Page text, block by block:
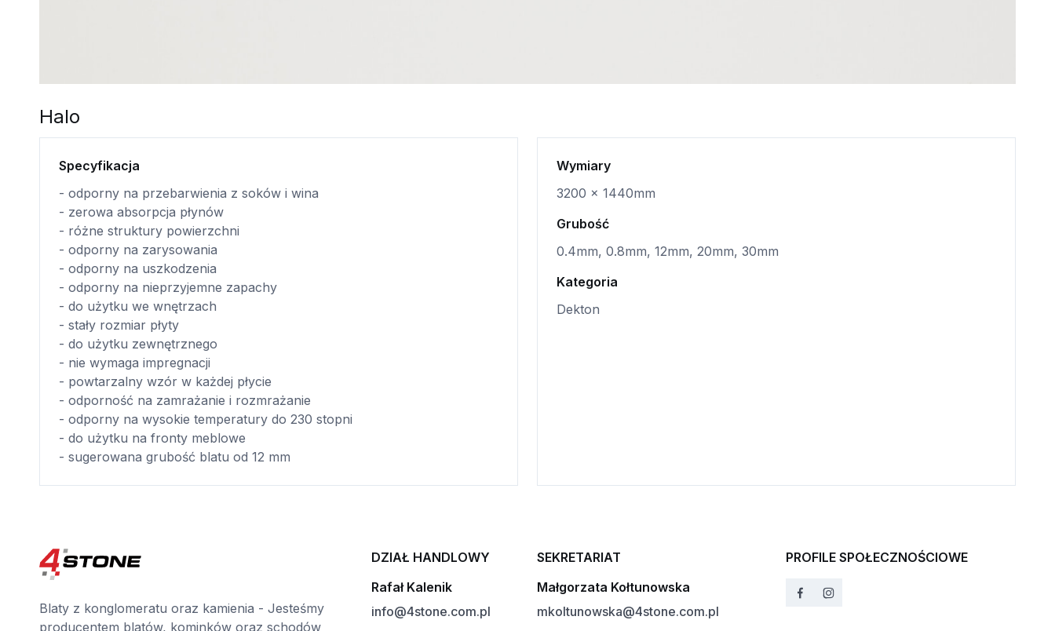
Halo
Specyfikacja
- odporny na przebarwienia z soków i wina
- zerowa absorpcja płynów
- różne struktury powierzchni
- odporny na zarysowania
- odporny na uszkodzenia
- odporny na nieprzyjemne zapachy
- do użytku we wnętrzach
- stały rozmiar płyty
- do użytku zewnętrznego
- nie wymaga impregnacji
- powtarzalny wzór w każdej płycie
- odporność na zamrażanie i rozmrażanie
- odporny na wysokie temperatury do 230 stopni
- do użytku na fronty meblowe
- sugerowana grubość blatu od 12 mm
Wymiary
3200 x 1440mm
Grubość
0.4mm, 0.8mm, 12mm, 20mm, 30mm
Kategoria
Dekton
Blaty z konglomeratu oraz kamienia - Jesteśmy
producentem blatów, kominków oraz schodów
DZIAŁ HANDLOWY
Rafał Kalenik
info@4stone.com.pl
SEKRETARIAT
Małgorzata Kołtunowska
mkoltunowska@4stone.com.pl
PROFILE SPOŁECZNOŚCIOWE